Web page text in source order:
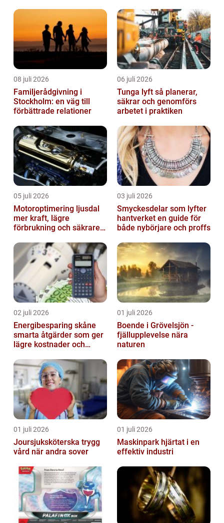
08 juli 2026
Familjerådgivning i
Stockholm: en väg till
förbättrade relationer
06 juli 2026
Tunga lyft så planerar,
säkrar och genomförs
arbetet i praktiken
05 juli 2026
Motoroptimering ljusdal
mer kraft, lägre
förbrukning och säkrare
03 juli 2026
Smyckesdelar som lyfter
hantverket en guide för
både nybörjare och proffs
02 juli 2026
Energibesparing skåne
smarta åtgärder som ger
lägre kostnader och
01 juli 2026
Boende i Grövelsjön -
fjällupplevelse nära
naturen
01 juli 2026
Joursjuksköterska trygg
vård när andra sover
01 juli 2026
Maskinpark hjärtat i en
effektiv industri